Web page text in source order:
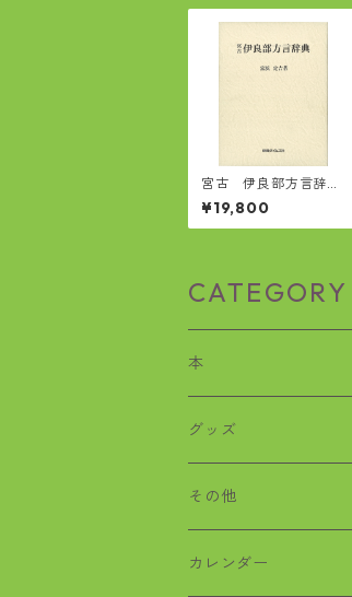
宮古 伊良部方言辞典
(冨浜定吉著)
¥19,800
CATEGORY
本
歴史
沖縄戦
絵本
グッズ
おばぁタイムス
ワラビー
その他
カレンダー